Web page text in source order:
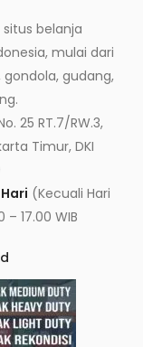
situs belanja
mulai dari
gudang,
25 RT.7/RW.3,
Timur, DKI
(Kecuali Hari
17.00 WIB